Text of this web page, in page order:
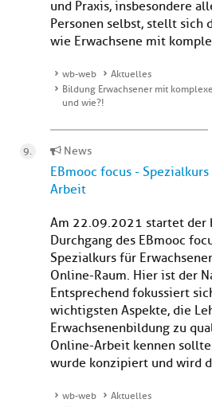
und Praxis, insbesondere
Personen selbst, stellt sich
wie Erwachsene mit
wb-web
Aktuelles
Bildung Erwachsener mit
und wie?!
News
EBmooc focus -
Arbeit
Am 22.09.2021 startet der
Durchgang des EBmooc
Spezialkurs für
Online-Raum. Hier ist der
Entsprechend fokussiert
wichtigsten Aspekte, die
Erwachsenenbildung zu
Online-Arbeit kennen
wurde konzipiert und wird
wb-web
Aktuelles